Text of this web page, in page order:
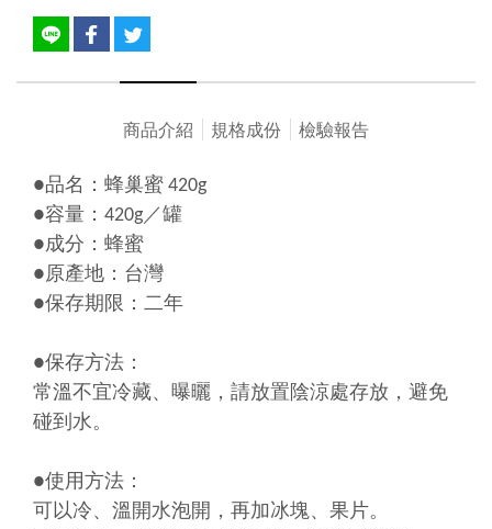
商品介紹 規格成份 檢驗報告
●品名：蜂巢蜜 420g
●容量：420g／罐
●成分：蜂蜜
●原產地：台灣
●保存期限：二年
●保存方法：
常溫不宜冷藏、曝曬，請放置陰涼處存放，避免
碰到水。
●使用方法：
可以冷、溫開水泡開，再加冰塊、果片。